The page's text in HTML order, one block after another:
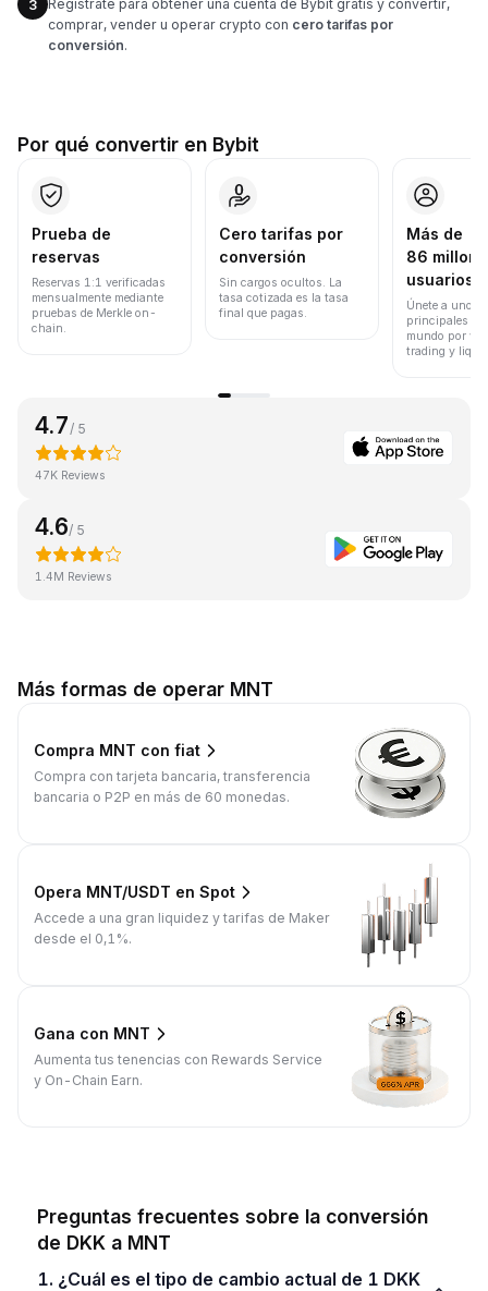
3
Regístrate para obtener una cuenta de Bybit gratis y convertir,
comprar, vender u operar crypto con cero tarifas por
conversión.
Por qué convertir en Bybit
Prueba de
reservas
Reservas 1:1 verificadas
mensualmente mediante
pruebas de Merkle on-
chain.
Cero tarifas por
conversión
Sin cargos ocultos. La
tasa cotizada es la tasa
final que pagas.
Más de
86
usuarios
Únete a uno
principales
mundo por
trading y
4.7 / 5
47K Reviews
4.6/ 5
1.4M Reviews
Más formas de operar MNT
Compra MNT con fiat
Compra con tarjeta bancaria, transferencia
bancaria o P2P en más de 60 monedas.
Opera MNT/USDT en Spot
Accede a una gran liquidez y tarifas de Maker
desde el 0,1%.
Gana con MNT
Aumenta tus tenencias con Rewards Service
y On-Chain Earn.
Preguntas frecuentes sobre la conversión
de DKK a MNT
1. ¿Cuál es el tipo de cambio actual de 1 DKK